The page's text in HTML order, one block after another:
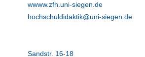
wwww.zfh.uni-siegen.de
hochschuldidaktik@uni-siegen.de
Sandstr. 16-18